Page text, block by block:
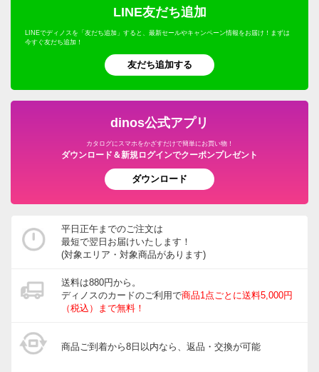
LINE友だち追加
LINEでディノスを「友だち追加」すると、最新セールやキャンペーン情報をお届け！まずは
今すぐ友だち追加！
友だち追加する
dinos公式アプリ
カタログにスマホをかざすだけで簡単にお買い物！
ダウンロード＆新規ログインでクーポンプレゼント
ダウンロード
平日正午までのご注文は
最短で翌日お届けいたします！
(対象エリア・対象商品があります)
送料は880円から。
ディノスのカードのご利用で商品1点ごとに送料5,000円
（税込）まで無料！
商品ご到着から8日以内なら、返品・交換が可能